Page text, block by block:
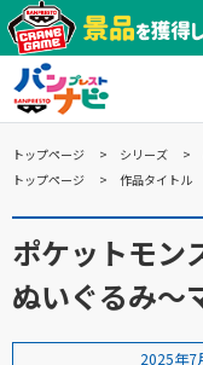
トップページ シリーズ
トップページ
作品タイトル
ポケットモン
ぬいぐるみ～
2025年7